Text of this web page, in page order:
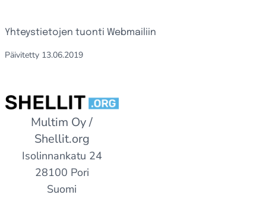
Yhteystietojen tuonti Webmailiin
Päivitetty 13.06.2019
Multim Oy /
Shellit.org
Isolinnankatu 24
28100 Pori
Suomi